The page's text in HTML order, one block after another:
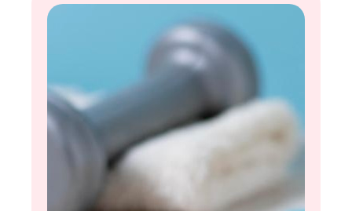
основе — лишь грамотный маркетинг, а не забота
о здоровье потребителей. Как не попасться на
удочку маркетологов и распознать
действительно качественный и безопасный
продукт, расскажу в новой колонке.